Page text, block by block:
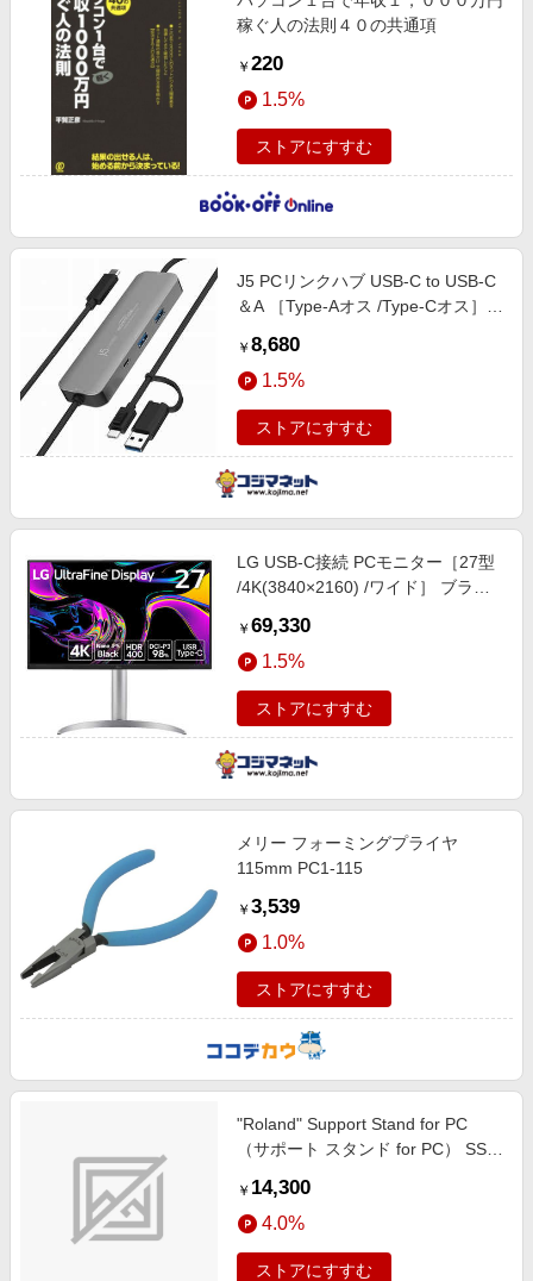
稼ぐ人の法則４０の共通項
￥ 220
1.5%
ストアにすすむ
J5 PCリンクハブ USB-C to USB-C
＆A ［Type-Aオス /Type-Cオス］
￥ 8,680
1.5%
ストアにすすむ
LG USB-C接続 PCモニター［27型
/4K(3840×2160) /ワイド］ ブラッ
￥ 69,330
1.5%
ストアにすすむ
メリー フォーミングプライヤ
115mm PC1-115
￥ 3,539
1.0%
ストアにすすむ
"Roland" Support Stand for PC
（サポート スタンド for PC） SS-
￥ 14,300
4.0%
ストアにすすむ